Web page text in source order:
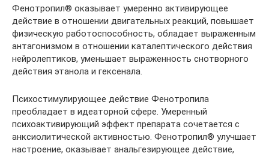
Фенотропил® оказывает умеренно активирующее
действие в отношении двигательных реакций, повышает
физическую работоспособность, обладает выраженным
антагонизмом в отношении каталептического действия
нейролептиков, уменьшает выраженность снотворного
действия этанола и гексенала.
Психостимулирующее действие Фенотропила
преобладает в идеаторной сфере. Умеренный
психоактивирующий эффект препарата сочетается с
анксиолитической активностью. Фенотропил® улучшает
настроение, оказывает анальгезирующее действие,